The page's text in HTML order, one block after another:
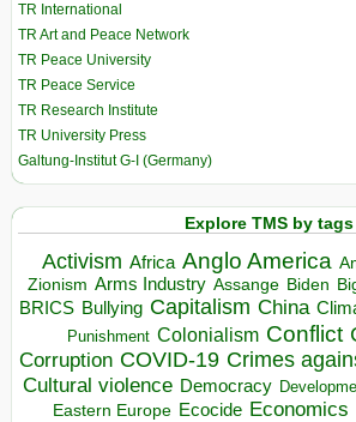
TR International
TR Art and Peace Network
TR Peace University
TR Peace Service
TR Research Institute
TR University Press
Galtung-Institut G-I (Germany)
Explore TMS by tags
Activism Africa Anglo America
Zionism Arms Industry Assange Biden
BRICS Bullying Capitalism China
Punishment Colonialism Conflict
Corruption COVID-19 Crimes
Cultural violence Democracy
Eastern Europe Ecocide Economics